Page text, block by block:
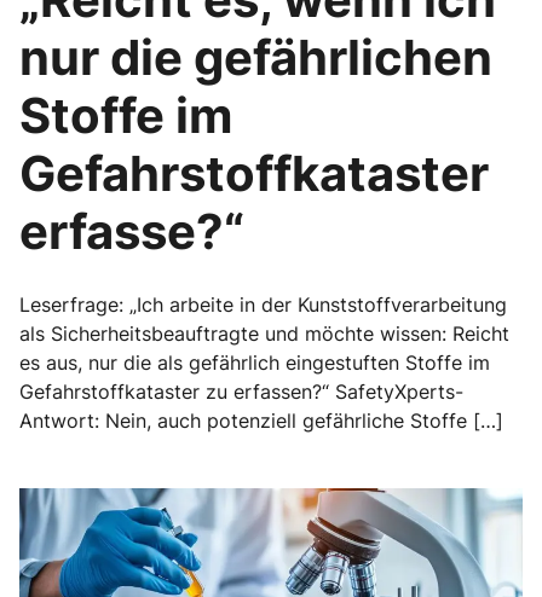
nur die gefährlichen
Stoffe im
Gefahrstoffkataster
erfasse?“
Leserfrage: „Ich arbeite in der Kunststoffverarbeitung
als Sicherheitsbeauftragte und möchte wissen: Reicht
es aus, nur die als gefährlich eingestuften Stoffe im
Gefahrstoffkataster zu erfassen?“ SafetyXperts-
Antwort: Nein, auch potenziell gefährliche Stoffe […]